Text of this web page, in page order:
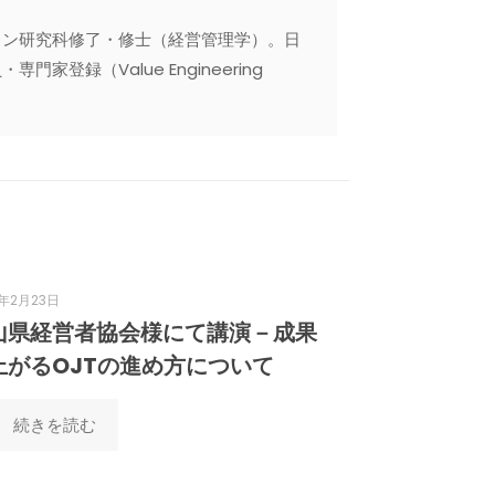
研究科修了・修士（経営管理学）。日
専門家登録（Value Engineering
2月23日
県経営者協会様にて講演－成果
がるOJTの進め方について
続きを読む